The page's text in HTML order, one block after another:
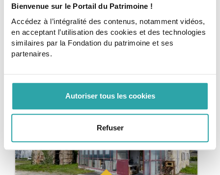
Bienvenue sur le Portail du Patrimoine !
Accédez à l’intégralité des contenus, notamment vidéos,
en acceptant l’utilisation des cookies et des technologies
similaires par la Fondation du patrimoine et ses
partenaires.
Autoriser tous les cookies
Refuser
Article
Le patrimoine naturel
Espèces animales et végétales, sites naturels... Petit
aperçu du patrimoine naturel et des enjeux de sa